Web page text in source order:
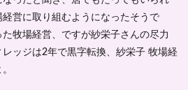
営に取り組むようになったそうで
牧場経営、ですが紗栄子さんの尽力
ッジは2年で黒字転換、紗栄子 牧場経